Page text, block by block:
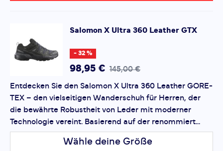
Stabilität und Komfort auf langen Touren
DieADV-C Chassis-Konstruktion
natürliche Abrollverhalten des Fußes, gibt Stabilität auf
unebenem Gelände und reduziert das Risiko des
Umknickens. Gleichzeitig sorgt die EnergyCell™-
Mittelsohlefür optimale Dämpfung und ein
angenehmes Laufgefühl – auch auf langen
Wanderungen.
Grip auf jedem Untergrund
* Pflichtfelder
Bewertung hinzufügen
Dieses Formular ist durch reCAPTCHA geschützt – es gelten
dieDatenschutzbestimmungenundNutzungsbedingungen
von Google.
Salomon X Ultra 360 Leather GTX
- 32 %
98,95 € 145,00 €
Entdecken Sie den Salomon X Ultra 360 Leather GORE-
TEX – den vielseitigen Wanderschuh für Herren, der
die bewährte Robustheit von Leder mit moderner
Technologie vereint. Basierend auf der renommiert...
Wähle deine Größe